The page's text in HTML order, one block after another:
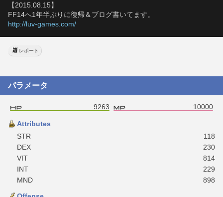
【2015.08.15】
FF14へ1年半ぶりに復帰＆ブログ書いてます。
http://luv-games.com/
レポート
パラメータ
9263 10000
Attributes
STR
118
DEX
230
VIT
814
INT
229
MND
898